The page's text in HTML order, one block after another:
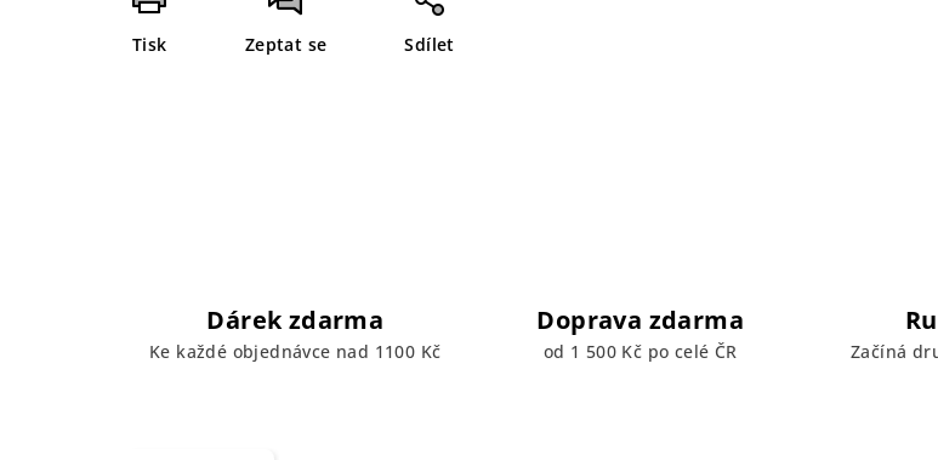
Tisk Zeptat se Sdílet
Dárek zdarma
Ke každé objednávce nad 1100 Kč
Doprava zdarma
od 1 500 Kč po celé ČR Začíná